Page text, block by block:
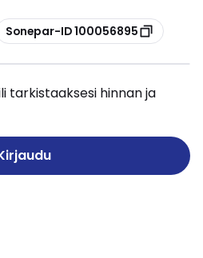
Sonepar-ID 100056895
tarkistaaksesi hinnan ja